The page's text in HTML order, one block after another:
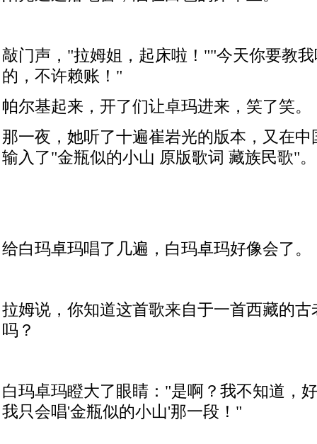
敲门声， "拉姆姐，起床啦！ ""今天你要教
的，不许赖账！ "
帕尔基起来，开了们让卓玛进来，笑了笑。
那一夜，她听了十遍崔岩光的版本，又在中
输入了"金瓶似的小山 原版歌词 藏族民歌"。
给白玛卓玛唱了几遍，白玛卓玛好像会了。
拉姆说，你知道这首歌来自于一首西藏的
吗？
白玛卓玛瞪大了眼睛： "是啊？我不知道，
我只会唱'金瓶似的小山'那一段！ "